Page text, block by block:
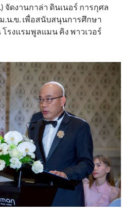
ดงานกาล่า ดินเนอร์ การกุศล
.น.ข. เพื่อสนับสนุนการศึกษา
โรงแรมพูลแมน คิง พาวเวอร์